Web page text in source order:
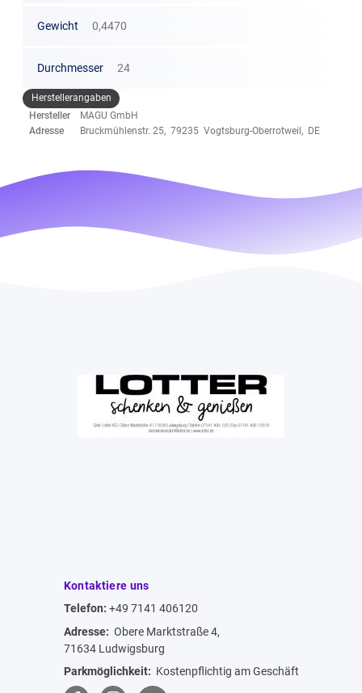
Gewicht 0,4470
Durchmesser 24
Herstellerangaben
Hersteller
MAGU GmbH
Adresse
Bruckmühlenstr. 25, 79235 Vogtsburg-Oberrotweil, DE
Kontaktiere uns
Telefon: +49 7141 406120
Adresse: Obere Marktstraße 4,
71634 Ludwigsburg
Parkmöglichkeit: Kostenpflichtig am Geschäft